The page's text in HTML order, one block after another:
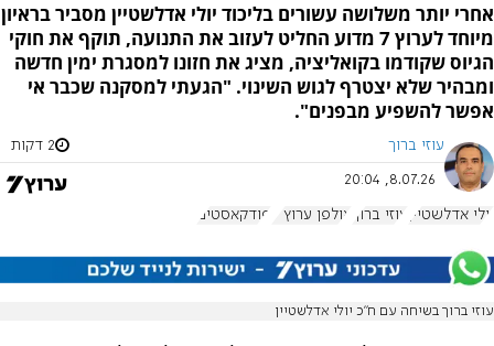
אחרי יותר משלושה עשורים בליכוד יולי אדלשטיין מסביר בראיון
מיוחד לערוץ 7 מדוע החליט לעזוב את התנועה, תוקף את חוקי
הגיוס שקודמו בקואליציה, מציג את חזונו למסגרת ימין חדשה
ומבהיר שלא יצטרף לגוש השינוי. "הגעתי למסקנה שכבר אי
אפשר להשפיע מבפנים".
עוזי ברוך 2 דקות
8.07.26, 20:04
יולי אדלשטיין עוזי ברוך אולפן ערוץ 7 פודקאסטים
עוזי ברוך בשיחה עם ח”כ יולי אדלשטיין